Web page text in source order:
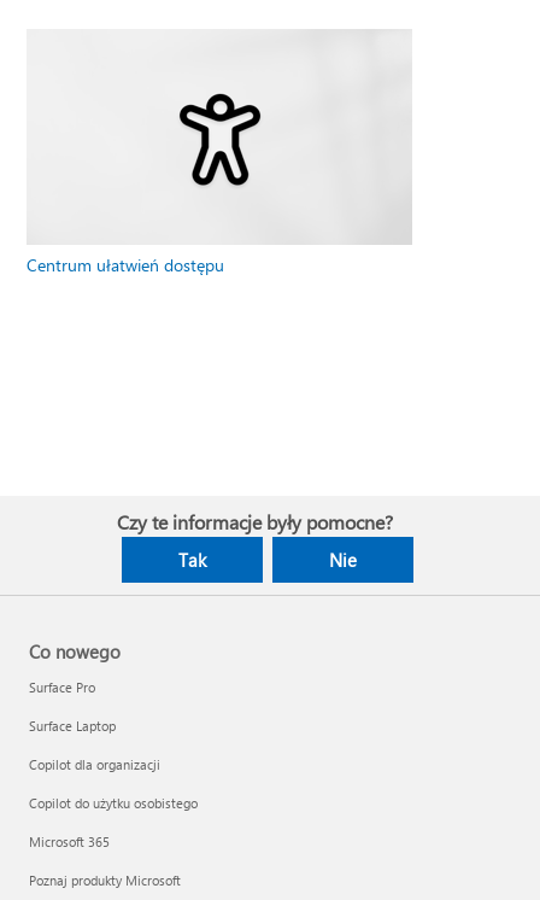
Centrum ułatwień dostępu
Czy te informacje były pomocne?
Tak Nie
Co nowego
Surface Pro
Surface Laptop
Copilot dla organizacji
Copilot do użytku osobistego
Microsoft 365
Poznaj produkty Microsoft